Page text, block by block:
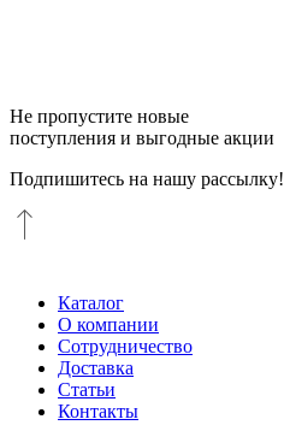
Не пропустите новые
поступления и выгодные акции
Подпишитесь на нашу рассылку!
Каталог
О компании
Сотрудничество
Доставка
Статьи
Контакты